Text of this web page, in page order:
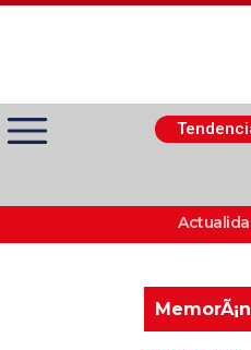
Actualidad Minera
Minería Superficie